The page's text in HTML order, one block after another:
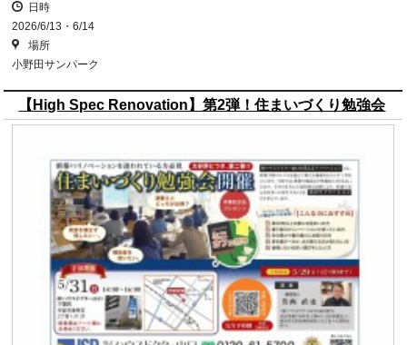
日時
2026/6/13・6/14
場所
小野田サンパーク
【High Spec Renovation】第2弾！住まいづくり勉強会